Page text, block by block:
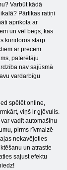
Varbūt kādā
Pārtikas ratiņi
aprīkota ar
un vēl begs, kas
koridoros starp
ar precēm.
patērētāju
nav sajūsmā
vardarbīgu
​​spēlēt online,
viņš ir gļēvulis.
vadīt automašīnu
pirms rīvmaizē
nekavējoties
un atrastie
sajust efektu